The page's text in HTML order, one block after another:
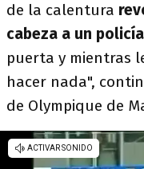
de la calentura
cabeza a un
puerta y mientras
hacer nada",
de Olympique de